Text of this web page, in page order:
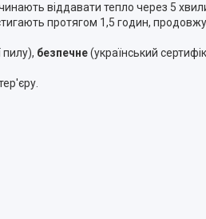
віддавати тепло через 5
протягом 1,5 годин,
пилу), безпечне(український